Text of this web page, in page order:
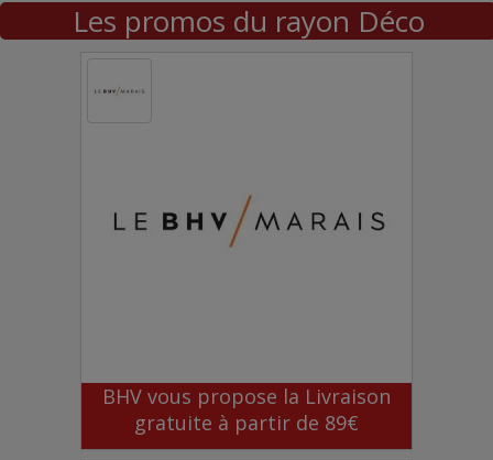
Les promos du rayon Déco
BHV vous propose la Livraison
gratuite à partir de 89€